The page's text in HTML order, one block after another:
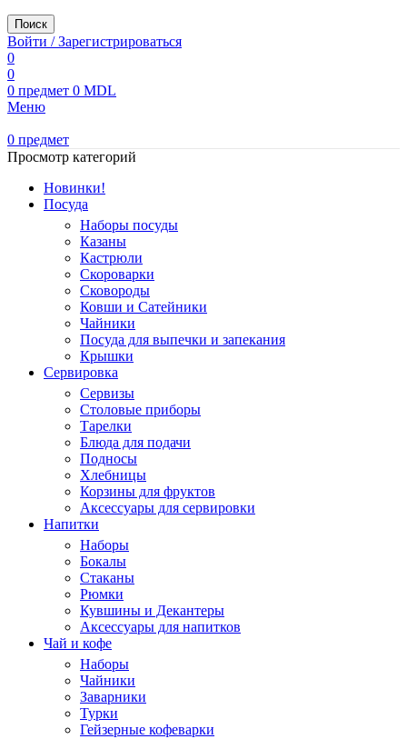
Поиск
Войти / Зарегистрироваться
0
0
0 предмет 0 MDL
Меню
0 предмет
Просмотр категорий
Новинки!
Посуда
Наборы посуды
Казаны
Кастрюли
Скороварки
Сковороды
Ковши и Сатейники
Чайники
Посуда для выпечки и запекания
Крышки
Сервировка
Сервизы
Столовые приборы
Тарелки
Блюда для подачи
Подносы
Хлебницы
Корзины для фруктов
Аксессуары для сервировки
Напитки
Наборы
Бокалы
Стаканы
Рюмки
Кувшины и Декантеры
Аксессуары для напитков
Чай и кофе
Наборы
Чайники
Заварники
Турки
Гейзерные кофеварки